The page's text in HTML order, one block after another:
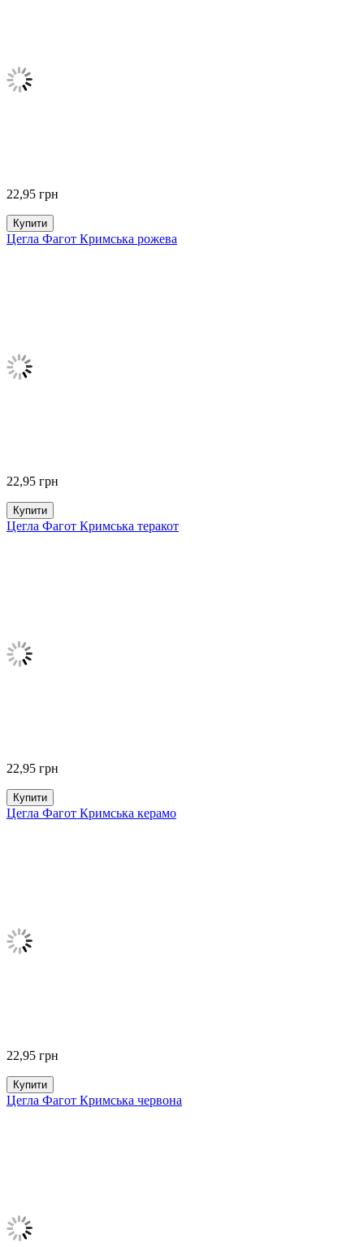
22,95 грн
Купити
Цегла Фагот Кримська рожева
22,95 грн
Купити
Цегла Фагот Кримська теракот
22,95 грн
Купити
Цегла Фагот Кримська керамо
22,95 грн
Купити
Цегла Фагот Кримська червона